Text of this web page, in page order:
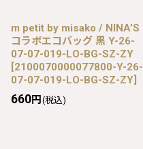
m petit by misako / NINA’S
コラボエコバッグ 黒 Y-26-
07-07-019-LO-BG-SZ-ZY
[2100070000077800-Y-26-
07-07-019-LO-BG-SZ-ZY]
660円 (税込)